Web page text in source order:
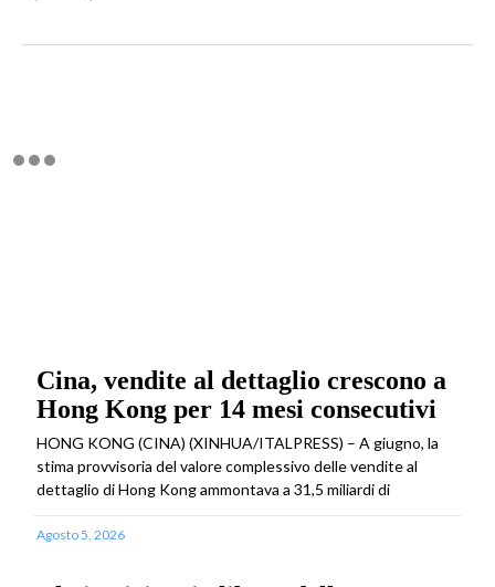
Cina, vendite al dettaglio crescono a
Hong Kong per 14 mesi consecutivi
HONG KONG (CINA) (XINHUA/ITALPRESS) – A giugno, la
stima provvisoria del valore complessivo delle vendite al
dettaglio di Hong Kong ammontava a 31,5 miliardi di
Agosto 5, 2026